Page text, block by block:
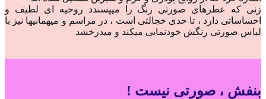
‌‌‌‌زنی که عطرهای صورتی رنگ را میپسندد روحیه ای لطیف و‌
احساساتی دارد ، تا حدی خجالتی است ، در مراسم و میهمانیها نیز با
لباس صورتی رنگش خودنمایی میکند و میدرخشد
بنفش ، صورتی نیست !